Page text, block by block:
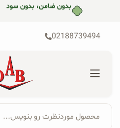
بدون ضامن، بدون سود
02188739494
جستجو...
محصول موردنظرت رو بنویس...